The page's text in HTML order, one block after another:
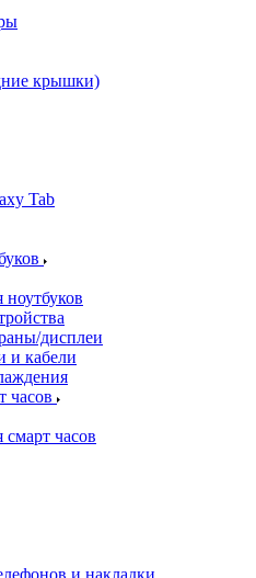
Tab
дисплеи
кабели
часов
часов
и накладки